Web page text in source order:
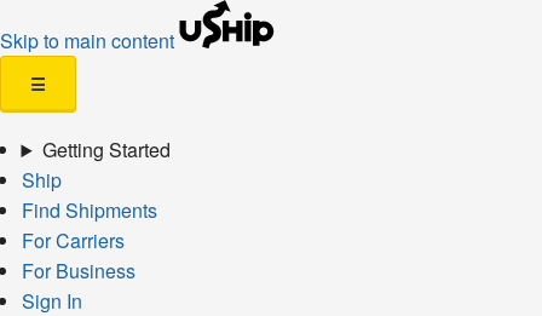
Skip to main content
☰
Getting Started
Ship
Find Shipments
For Carriers
For Business
Sign In